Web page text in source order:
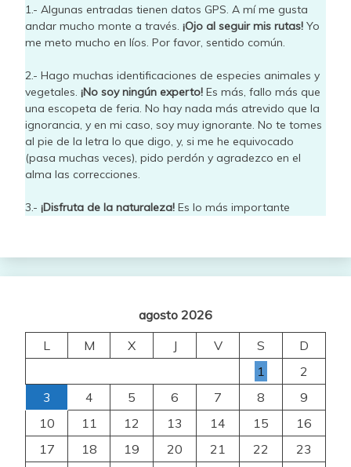
1.- Algunas entradas tienen datos GPS. A mí me gusta
andar mucho monte a través. ¡Ojo al seguir mis rutas! Yo
me meto mucho en líos. Por favor, sentido común.
2.- Hago muchas identificaciones de especies animales y
vegetales. ¡No soy ningún experto! Es más, fallo más que
una escopeta de feria. No hay nada más atrevido que la
ignorancia, y en mi caso, soy muy ignorante. No te tomes
al pie de la letra lo que digo, y, si me he equivocado
(pasa muchas veces), pido perdón y agradezco en el
alma las correcciones.
3.- ¡Disfruta de la naturaleza! Es lo más importante
agosto 2026
L
M X J V S
D
1
2
3
4 5 6 7 8
9
10
11 12 13 14 15
16
17
18 19 20 21 22
23